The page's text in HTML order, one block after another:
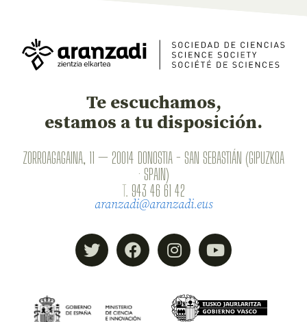
Te escuchamos,
estamos a tu disposición.
ZORROAGAGAINA, 11 — 20014 DONOSTIA - SAN SEBASTIÁN (GIPUZKOA
· SPAIN)
T. 943 46 61 42
aranzadi@aranzadi.eus